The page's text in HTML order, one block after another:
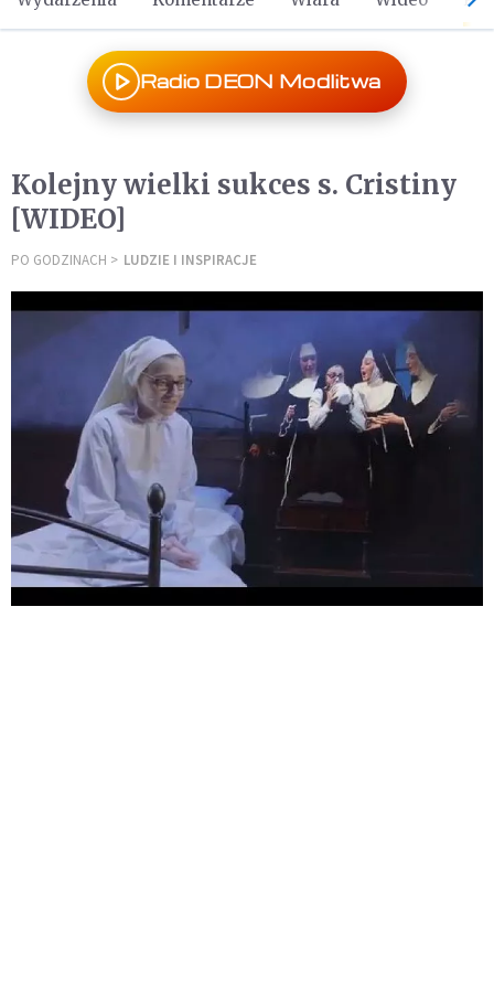
Radio DEON Modlitwa
Kolejny wielki sukces s. Cristiny
[WIDEO]
PO GODZINACH LUDZIE I INSPIRACJE